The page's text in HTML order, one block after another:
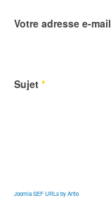
Votre adresse e-mail
Sujet *
Joomla SEF URLs by Artio